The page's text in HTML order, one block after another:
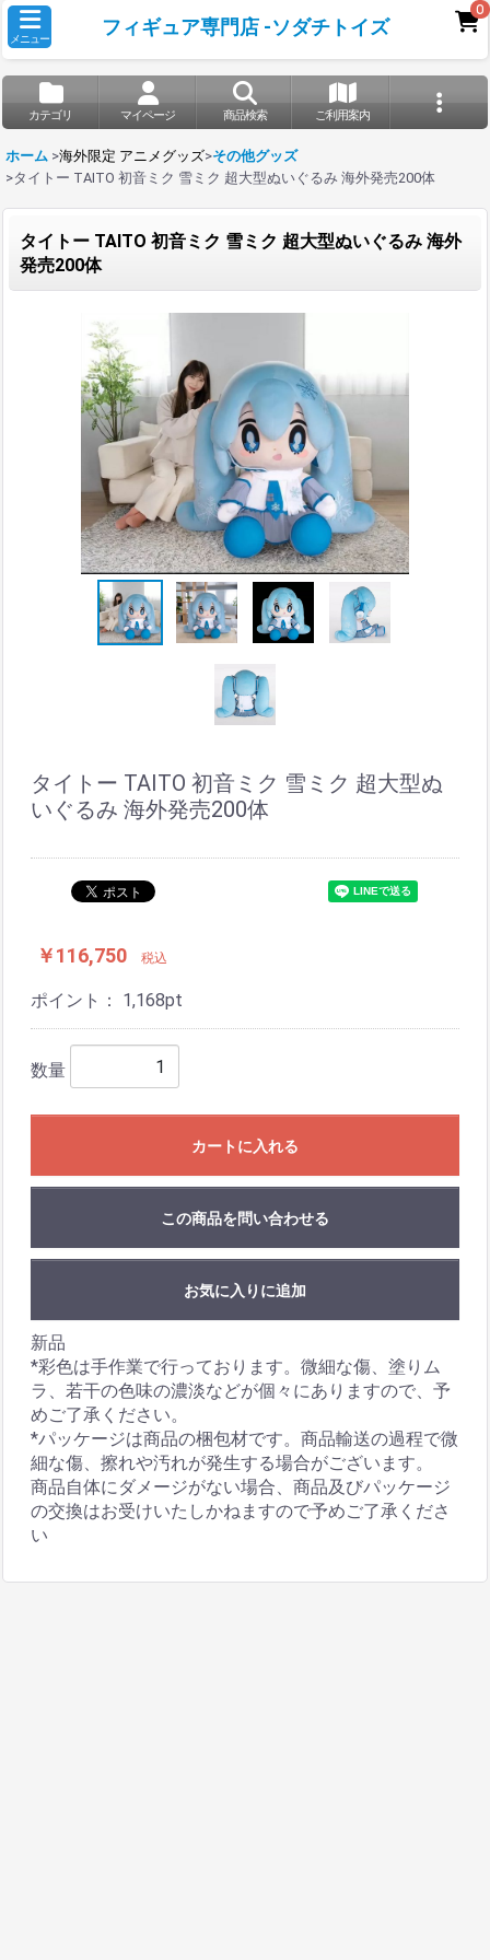
メニュー
フィギュア専門店 -ソダチトイズ
0
カテゴリ マイページ 商品検索 ご利用案内
ホーム >海外限定 アニメグッズ>その他グッズ
>タイトー TAITO 初音ミク 雪ミク 超大型ぬいぐるみ 海外発売200体
タイトー TAITO 初音ミク 雪ミク 超大型ぬいぐるみ 海外
発売200体
タイトー TAITO 初音ミク 雪ミク 超大型ぬ
いぐるみ 海外発売200体
￥116,750 税込
ポイント： 1,168pt
数量
カートに入れる
この商品を問い合わせる
お気に入りに追加
新品
*彩色は手作業で行っております。微細な傷、塗りム
ラ、若干の色味の濃淡などが個々にありますので、予
めご了承ください。
*パッケージは商品の梱包材です。商品輸送の過程で微
細な傷、擦れや汚れが発生する場合がございます。
商品自体にダメージがない場合、商品及びパッケージ
の交換はお受けいたしかねますので予めご了承くださ
い